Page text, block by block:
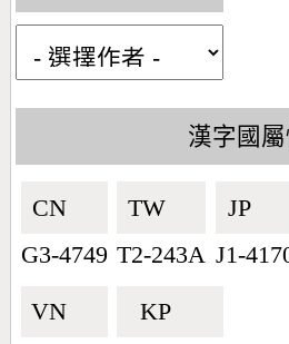
漢字國屬
CN🇨🇳
G3-4749
TW🇹🇼
T2-243A
JP🇯🇵
J1-
VN🇻🇳
KP🇰🇵